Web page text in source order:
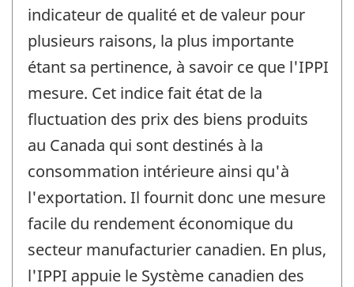
indicateur de qualité et de valeur pour
plusieurs raisons, la plus importante
étant sa pertinence, à savoir ce que l'IPPI
mesure. Cet indice fait état de la
fluctuation des prix des biens produits
au Canada qui sont destinés à la
consommation intérieure ainsi qu'à
l'exportation. Il fournit donc une mesure
facile du rendement économique du
secteur manufacturier canadien. En plus,
l'IPPI appuie le Système canadien des